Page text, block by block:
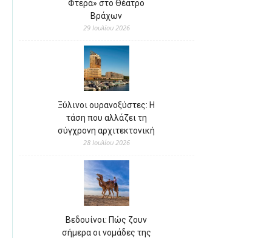
Φτερά» στο Θέατρο
Βράχων
29 Ιουλίου 2026
Ξύλινοι ουρανοξύστες: Η
τάση που αλλάζει τη
σύγχρονη αρχιτεκτονική
28 Ιουλίου 2026
Βεδουίνοι: Πώς ζουν
σήμερα οι νομάδες της